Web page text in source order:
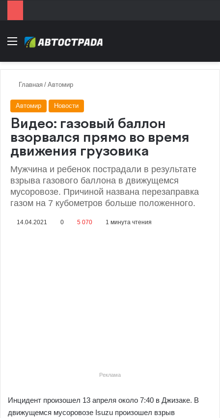
Menu
Главная / Автомир
Автомир Новости
Видео: газовый баллон
взорвался прямо во время
движения грузовика
Мужчина и ребенок пострадали в результате
взрыва газового баллона в движущемся
мусоровозе. Причиной названа перезаправка
газом на 7 кубометров больше положенного.
14.04.2021 0 5 070 1 минута чтения
Реклама
Инцидент произошел 13 апреля около 7:40 в Джизаке. В
движущемся мусоровозе Isuzu произошел взрыв